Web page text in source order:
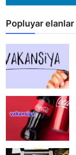
Popluyar elanlar